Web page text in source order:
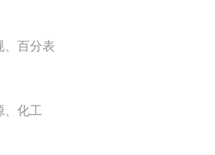
、百分表
、化工